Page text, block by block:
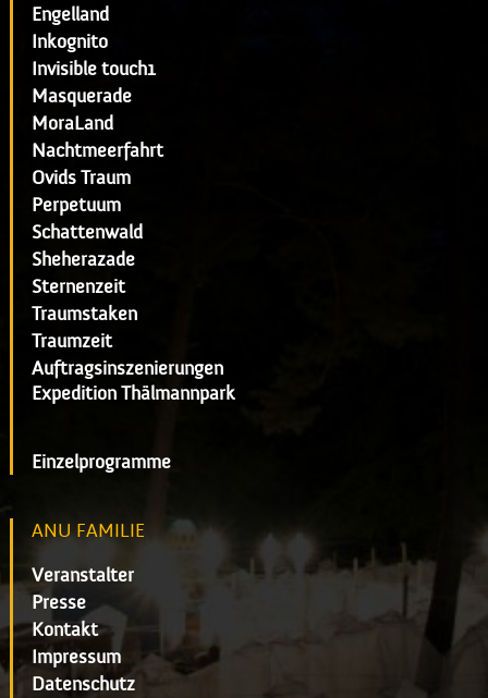
Engelland
Inkognito
Invisible touch1
Masquerade
MoraLand
Nachtmeerfahrt
Ovids Traum
Perpetuum
Schattenwald
Sheherazade
Sternenzeit
Traumstaken
Traumzeit
Auftragsinszenierungen
Expedition Thälmannpark
Einzelprogramme
ANU FAMILIE
Veranstalter
Presse
Kontakt
Impressum
Datenschutz